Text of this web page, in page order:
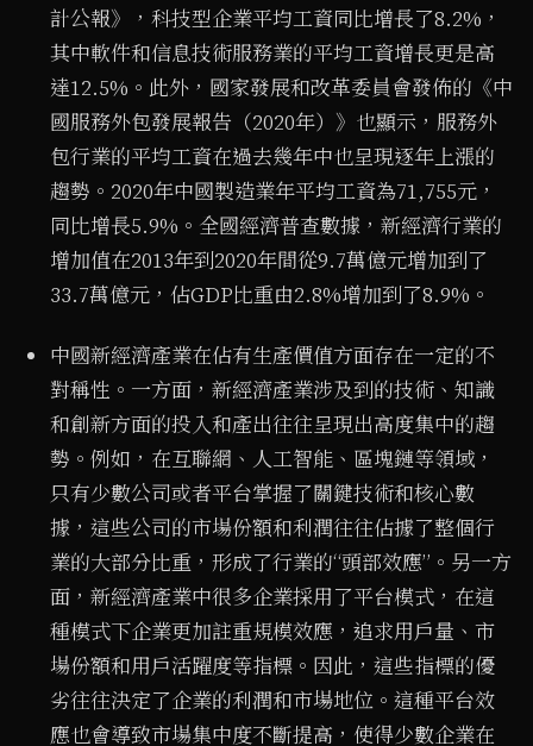
計公報》，科技型企業平均工資同比增長了8.2%，
其中軟件和信息技術服務業的平均工資增長更是高
達12.5%。此外，國家發展和改革委員會發佈的《中
國服務外包發展報告（2020年）》也顯示，服務外
包行業的平均工資在過去幾年中也呈現逐年上漲的
趨勢。2020年中國製造業年平均工資為71,755元，
同比增長5.9%。全國經濟普查數據，新經濟行業的
增加值在2013年到2020年間從9.7萬億元增加到了
33.7萬億元，佔GDP比重由2.8%增加到了8.9%。
中國新經濟產業在佔有生產價值方面存在一定的不
對稱性。一方面，新經濟產業涉及到的技術、知識
和創新方面的投入和產出往往呈現出高度集中的趨
勢。例如，在互聯網、人工智能、區塊鏈等領域，
只有少數公司或者平台掌握了關鍵技術和核心數
據，這些公司的市場份額和利潤往往佔據了整個行
業的大部分比重，形成了行業的“頭部效應”。另一方
面，新經濟產業中很多企業採用了平台模式，在這
種模式下企業更加註重規模效應，追求用戶量、市
場份額和用戶活躍度等指標。因此，這些指標的優
劣往往決定了企業的利潤和市場地位。這種平台效
應也會導致市場集中度不斷提高，使得少數企業在